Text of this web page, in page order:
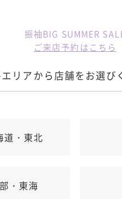
振袖BIG SUMMER
ご来店予約はこちら
リアから店舗をお選び
道・東北
・東海